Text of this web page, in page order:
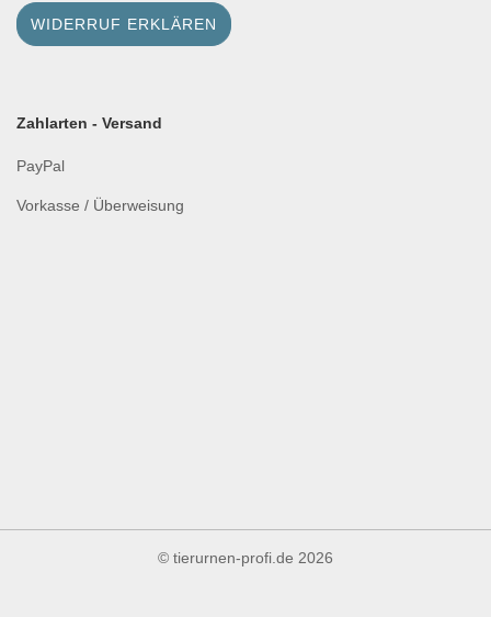
WIDERRUF ERKLÄREN
Zahlarten - Versand
PayPal
Vorkasse / Überweisung
© tierurnen-profi.de 2026